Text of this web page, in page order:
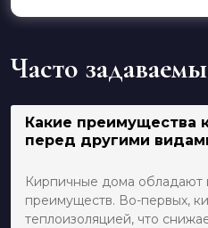
Часто
Какие преимущества
перед другими
Кирпичные дома обладают
преимуществ. Во-первых,
теплоизоляцией, что